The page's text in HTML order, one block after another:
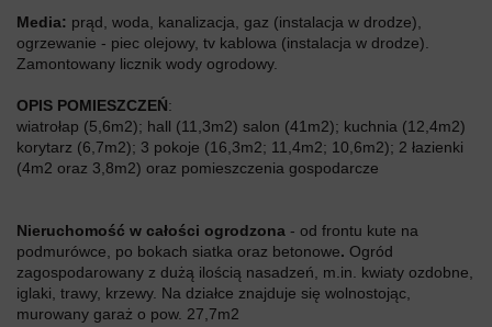
Media: prąd, woda, kanalizacja, gaz (instalacja w drodze),
ogrzewanie - piec olejowy, tv kablowa (instalacja w drodze).
Zamontowany licznik wody ogrodowy.
OPIS POMIESZCZEŃ:
wiatrołap (5,6m2); hall (11,3m2) salon (41m2); kuchnia (12,4m2)
korytarz (6,7m2); 3 pokoje (16,3m2; 11,4m2; 10,6m2); 2 łazienki
(4m2 oraz 3,8m2) oraz pomieszczenia gospodarcze
Nieruchomość w całości ogrodzona - od frontu kute na
podmurówce, po bokach siatka oraz betonowe. Ogród
zagospodarowany z dużą ilością nasadzeń, m.in. kwiaty ozdobne,
iglaki, trawy, krzewy. Na działce znajduje się wolnostojąc,
murowany garaż o pow. 27,7m2